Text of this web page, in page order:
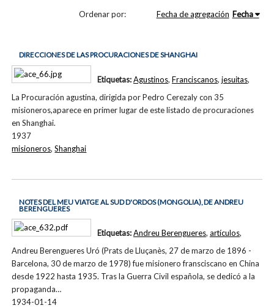
Ordenar por: Fecha de agregación Fecha
DIRECCIONES DE LAS PROCURACIONES DE SHANGHAI
La Procuración agustina, dirigida por Pedro Cerezaly con 35
misioneros,aparece en primer lugar de este listado de procuraciones
en Shanghai.
1937
Etiquetas:Agustinos, Franciscanos, jesuitas,
misioneros,Shanghai
NOTES DEL MEU VIATGE AL SUD D'ORDOS (MONGOLIA), DE ANDREU
BERENGUERES
Andreu Berengueres Uró (Prats de Lluçanès, 27 de marzo de 1896 -
Barcelona, 30 de marzo de 1978) fue misionero fransciscano en China
desde 1922 hasta 1935. Tras la Guerra Civil española, se dedicó a la
propaganda…
1934-01-14
Etiquetas:Andreu Berengueres, artículos,